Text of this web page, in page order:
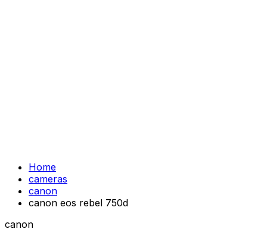
Home
cameras
canon
canon eos rebel 750d
canon